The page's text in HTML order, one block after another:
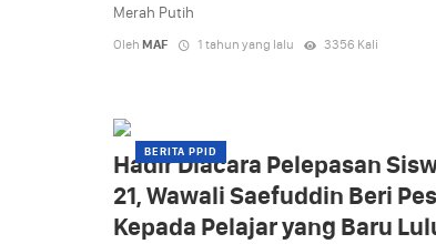
Merah Putih
Oleh MAF 1 tahun yang lalu 3356 Kali
BERITA PPID
Hadir Diacara Pelepasan
21, Wawali Saefuddin Beri
Kepada Pelajar yang Baru